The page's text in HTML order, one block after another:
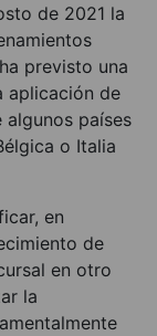
de 2021 la
previsto una
aplicación de
países
o Italia
en
de
en otro
la